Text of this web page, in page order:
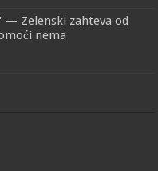
— Zelenski zahteva od
nema